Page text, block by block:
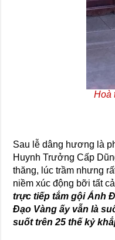
Hoà
Sau lễ dâng hương là
Huynh Trưởng Cấp
thăng, lúc trầm nhưng
niềm xúc động bỡi tất
trực tiếp tắm gội Ánh
Đạo Vàng ấy vẫn là
suốt trên 25 thế kỷ